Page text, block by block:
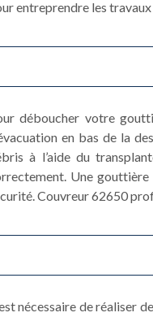
entreprendre les
déboucher votre
en bas de la
à l’aide du
Une
Couvreur 62650
nécessaire de réaliser